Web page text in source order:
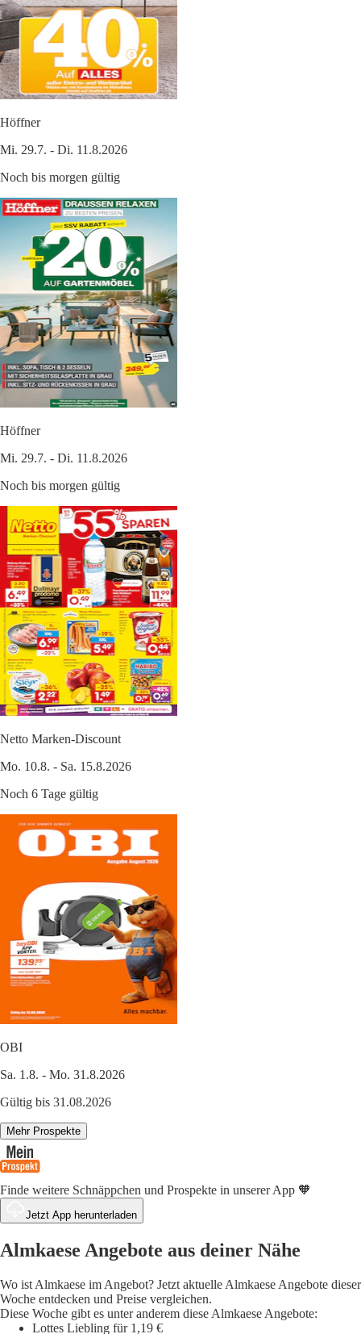
Höffner
Mi. 29.7. - Di. 11.8.2026
Noch bis morgen gültig
Höffner
Mi. 29.7. - Di. 11.8.2026
Noch bis morgen gültig
Netto Marken-Discount
Mo. 10.8. - Sa. 15.8.2026
Noch 6 Tage gültig
OBI
Sa. 1.8. - Mo. 31.8.2026
Gültig bis 31.08.2026
Mehr Prospekte
Finde weitere Schnäppchen und Prospekte in unserer App 🧡
Jetzt App herunterladen
Almkaese Angebote aus deiner Nähe
Wo ist Almkaese im Angebot? Jetzt aktuelle Almkaese Angebote dieser
Woche entdecken und Preise vergleichen.
Diese Woche gibt es unter anderem diese Almkaese Angebote:
Lottes Liebling für 1,19 €